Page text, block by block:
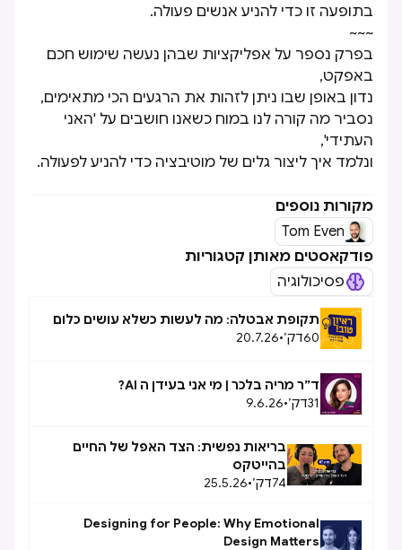
בתופעה זו כדי להניע אנשים פעולה.
~~~
בפרק נספר על אפליקציות שבהן נעשה שימוש חכם
באפקט,
נדון באופן שבו ניתן לזהות את הרגעים הכי מתאימים,
נסביר מה קורה לנו במוח כשאנו חושבים על 'האני
העתידי',
ונלמד איך ליצור גלים של מוטיבציה כדי להניע לפעולה.
מקורות נוספים
Tom Even
פודקאסטים מאותן קטגוריות
פסיכולוגיה
תקופת אבטלה: מה לעשות כשלא עושים כלום
60דק׳•
20.7.26
ד״ר מריה בלכר | מי אני בעידן ה AI?
31דק׳•
9.6.26
בריאות נפשית: הצד האפל של החיים
בהייטקס
74דק׳•
25.5.26
Designing for People: Why Emotional
Design Matters